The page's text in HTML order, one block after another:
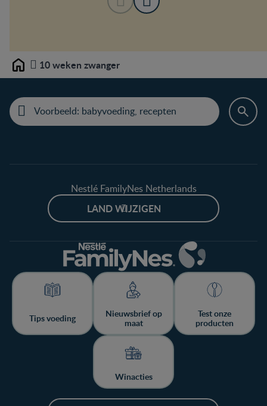
Home 10 weken zwanger
Nestlé FamilyNes Netherlands
LAND WIJZIGEN
Tips voeding
Nieuwsbrief op
maat
Test onze
producten
Winacties